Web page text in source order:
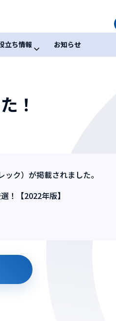
立ち情報 お知らせ
！
ク）が掲載されました。
！【2022年版】